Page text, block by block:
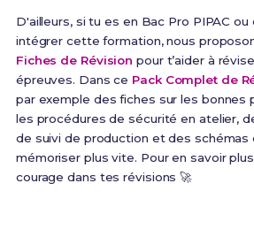
D'ailleurs, si tu es en Bac Pro PIPAC
intégrer cette formation, nous
Fiches de Révision pour t’aider à
épreuves. Dans ce Pack Complet de
par exemple des fiches sur les bonnes
les procédures de sécurité en atelier,
de suivi de production et des schémas
mémoriser plus vite. Pour en savoir
courage dans tes révisions 🚀